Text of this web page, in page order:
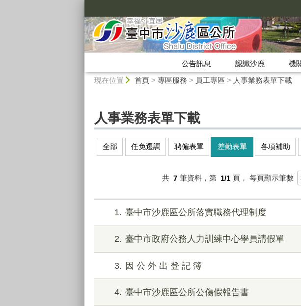
公告訊息 認識沙鹿 機
現在位置 首頁> 專區服務 > 員工專區 > 人事業務表單下載
人事業務表單下載
全部 任免遷調 聘僱表單 差勤表單 各項補助
共 7 筆資料，第 1/1 頁， 每頁顯示筆數
1 臺中市沙鹿區公所落實職務代理制度
2 臺中市政府公務人力訓練中心學員請假單
3 因 公 外 出 登 記 簿
4 臺中市沙鹿區公所公傷假報告書